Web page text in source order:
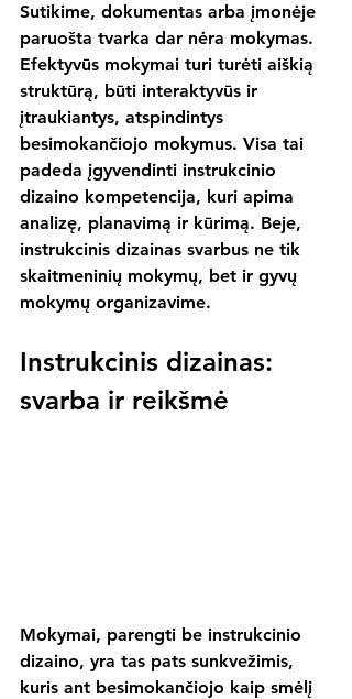
Sutikime, dokumentas arba įmonėje
paruošta tvarka dar nėra mokymas.
Efektyvūs mokymai turi turėti aiškią
struktūrą, būti interaktyvūs ir
įtraukiantys, atspindintys
besimokančiojo mokymus. Visa tai
padeda įgyvendinti instrukcinio
dizaino kompetencija, kuri apima
analizę, planavimą ir kūrimą. Beje,
instrukcinis dizainas svarbus ne tik
skaitmeninių mokymų, bet ir gyvų
mokymų organizavime.
Instrukcinis dizainas:
svarba ir reikšmė
Mokymai, parengti be instrukcinio
dizaino, yra tas pats sunkvežimis,
kuris ant besimokančiojo kaip smėlį